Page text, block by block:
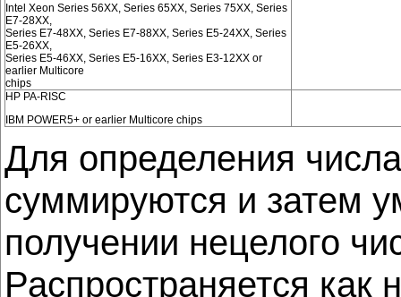
Intel Xeon Series 56XX, Series 65XX, Series 75XX, Series
E7-28XX,
Series E7-48XX, Series E7-88XX, Series E5-24XX, Series
E5-26XX,
Series E5-46XX, Series E5-16XX, Series E3-12XX or
earlier Multicore
chips
HP PA-RISC
IBM POWER5+ or earlier Multicore chips
Для определения
суммируются и затем
получении нецелого
Распространяется как